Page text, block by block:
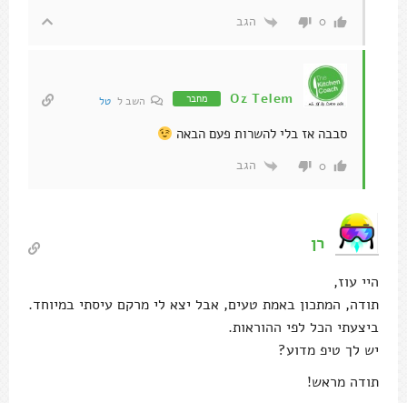
0 הגב
Oz Telem מחבר השב ל טל
סבבה אז בלי להשרות פעם הבאה
0 הגב
רן
היי עוז,
תודה, המתכון באמת טעים, אבל יצא לי מרקם עיסתי במיוחד.
ביצעתי הכל לפי ההוראות.
יש לך טיפ מדוע?
תודה מראש!